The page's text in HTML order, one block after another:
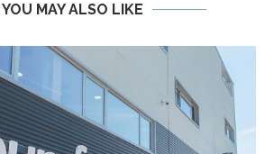
YOU MAY ALSO LIKE